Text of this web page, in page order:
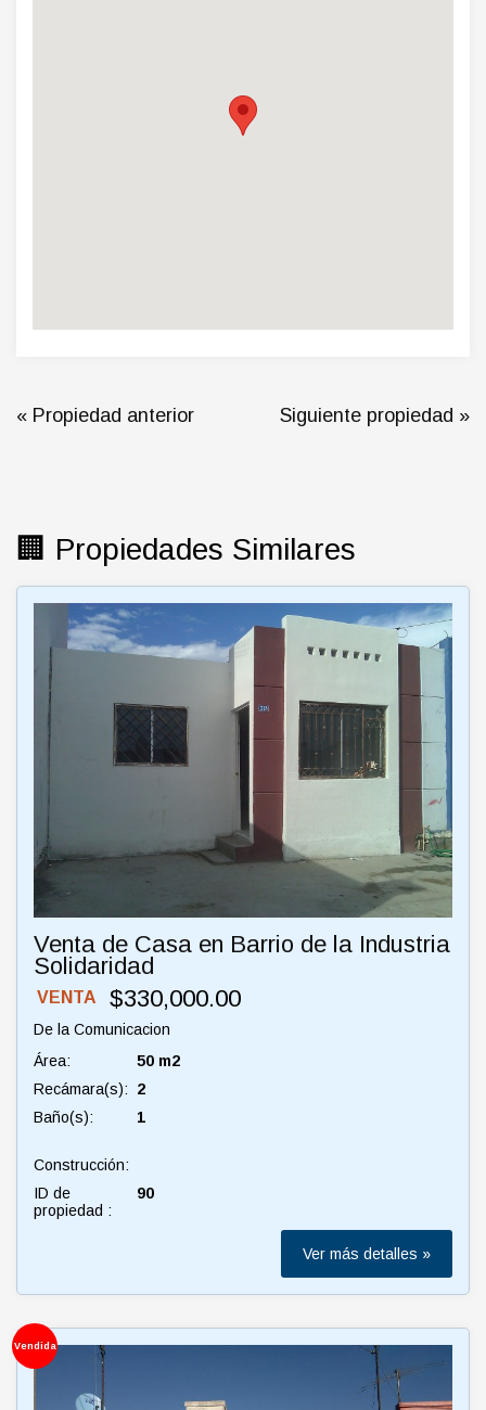
« Propiedad anterior Siguiente propiedad »
🏢 Propiedades Similares
Venta de Casa en Barrio de la Industria
Solidaridad
VENTA $330,000.00
De la Comunicacion
Área:
50 m2
Recámara(s):
2
Baño(s):
1
Construcción:
ID de
propiedad :
90
Ver más detalles »
Vendida